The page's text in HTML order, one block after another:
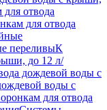
отвода
для отвода
переливыК
до 12 л/
дождевой воды с
воды с
для отвода